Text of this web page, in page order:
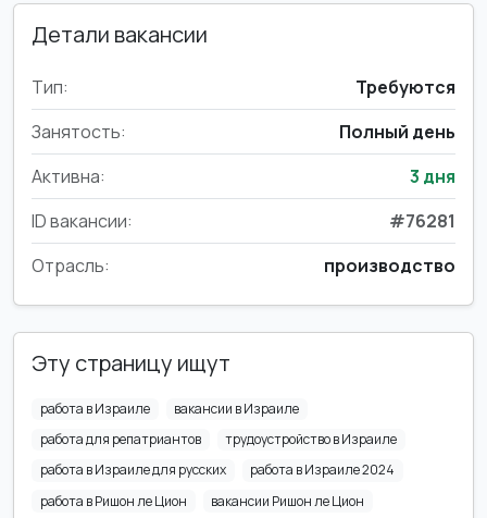
Детали вакансии
Тип:
Требуются
Занятость:
Полный день
Активна:
3 дня
ID вакансии:
#76281
Отрасль:
производство
Эту страницу ищут
работа в Израиле
вакансии в Израиле
работа для репатриантов
трудоустройство в Израиле
работа в Израиле для русских
работа в Израиле 2024
работа в Ришон ле Цион
вакансии Ришон ле Цион